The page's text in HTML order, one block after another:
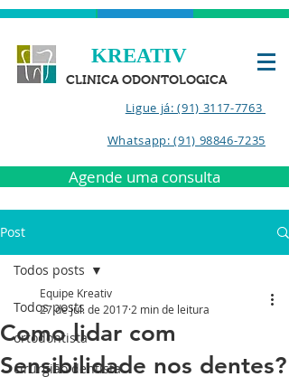
KREATIV
CLINICA ODONTOLOGICA
Ligue já: (91) 3117-7763
Whatsapp: (91) 98846-7235
Agende uma consulta
Post
Todos posts
ortodontista
cirurgião dentista
Todos posts
Como lidar com
Sensibilidade nos dentes?
Equipe Kreativ
27 de jul. de 2017 2 min de leitura